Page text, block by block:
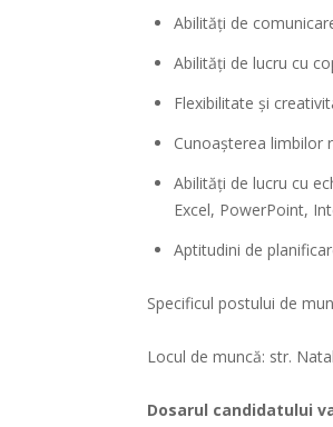
Abilități de
Abilități de lucru cu
Flexibilitate și
Cunoașterea limbilor
Abilități de lucru cu
Excel, PowerPoint,
Aptitudini de
Specificul postului de
Locul de muncă: str.
Dosarul candidatului